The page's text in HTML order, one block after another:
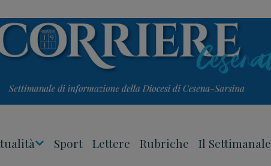
Sport Lettere Rubriche Il Settimanale